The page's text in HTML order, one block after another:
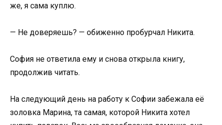
же, я сама куплю.
— Не доверяешь? — обиженно пробурчал Никита.
София не ответила ему и снова открыла книгу,
продолжив читать.
На следующий день на работу к Софии забежала её
золовка Марина, та самая, которой Никита хотел